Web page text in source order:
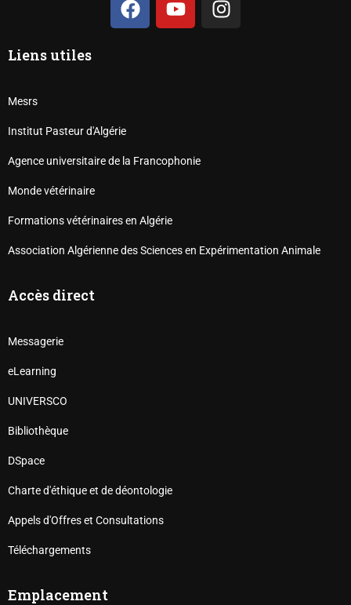
Liens utiles
Mesrs
Institut Pasteur d'Algérie
Agence universitaire de la Francophonie
Monde vétérinaire
Formations vétérinaires en Algérie
Association Algérienne des Sciences en Expérimentation Animale
Accès direct
Messagerie
eLearning
UNIVERSCO
Bibliothèque
DSpace
Charte d'éthique et de déontologie
Appels d'Offres et Consultations
Téléchargements
Emplacement